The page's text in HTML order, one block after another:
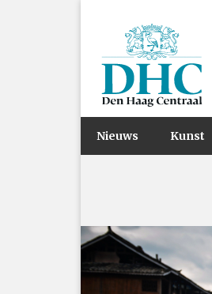
Nieuws Kunst